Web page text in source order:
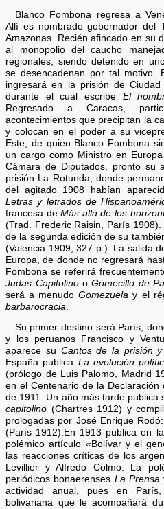
Blanco Fombona regresa a
Allí es nombrado gobernador del
Amazonas. Recién afincado en su
al monopolio del caucho
regionales, siendo detenido en
se desencadenan por tal motivo.
ingresará en la prisión de Ciudad
durante el cual escribe El
Regresado a Caracas,
acontecimientos que precipitan la
y colocan en el poder a su
Este, de quien Blanco Fombona
un cargo como Ministro en
Cámara de Diputados, pronto su
prisión La Rotunda, donde
del agitado 1908 habían
Letras y letrados de
francesa deMás allá de los
(Trad. Frederic Raisin, París
de la segunda edición de su
(Valencia 1909, 327 p.). La salida
Europa, de donde no regresará
Fombona se referirá
Judas CapitolinooGomecillo de
será a menudoGomezuela y el
barbarocracia
Su primer destino será París,
y los peruanos Francisco y
aparece su Cantos de la prisión
España publica La evolución
(prólogo de Luis Palomo, Madrid
en el Centenario de la
de 1911. Un año más tarde publica
capitolino (Chartres 1912) y
prologadas por José Enrique
(París 1912).En 1913 publica en
polémico artículo «Bolívar y el
las reacciones críticas de los
Levillier y Alfredo Colmo. La
periódicos bonaerenses La Prensa
actividad anual, pues en
bolivariana que le acompañará